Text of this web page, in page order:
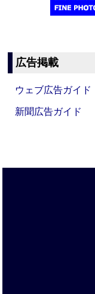
広告掲載
ウェブ広告ガイド
新聞広告ガイド